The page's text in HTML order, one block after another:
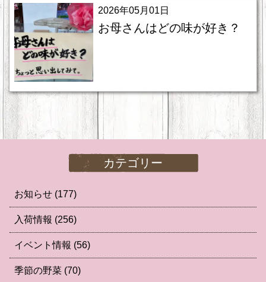
2026年05月01日
お母さんはどの味が好き？
カテゴリー
お知らせ (177)
入荷情報 (256)
イベント情報 (56)
季節の野菜 (70)